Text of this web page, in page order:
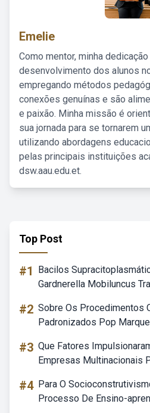
Emelie
Como mentor, minha
desenvolvimento dos alunos
empregando métodos
conexões genuínas e são
e paixão. Minha missão é
sua jornada para se tornarem
utilizando abordagens
pelas principais instituições
dsw.aau.edu.et.
Top Post
#1
Bacilos
Gardnerella Mobiluncus
#2 Sobre Os Procedimentos
Padronizados Pop
#3 Que Fatores
Empresas Multinacionais
#4 Para O
Processo De Ensino-